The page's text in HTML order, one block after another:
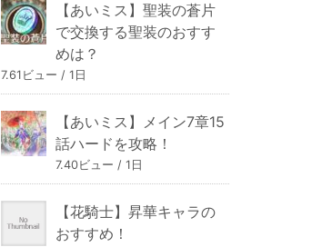
【あいミス】聖装の蒼片
で交換する聖装のおすす
めは？
7.61ビュー / 1日
【あいミス】メイン7章15
話ハードを攻略！
7.40ビュー / 1日
【花騎士】昇華キャラの
おすすめ！